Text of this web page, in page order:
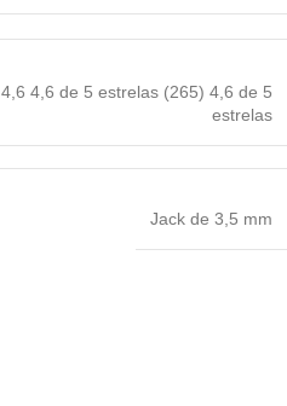
4,6 4,6 de 5 estrelas (265) 4,6 de 5
estrelas
Jack de 3,5 mm